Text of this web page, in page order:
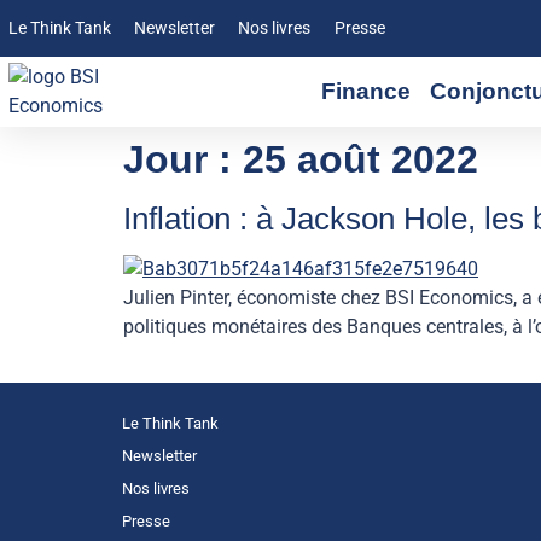
Le Think Tank Newsletter Nos livres Presse
Finance
Jour : 25 août 2022
Inflation : à Jackson Hole,
Julien Pinter, économiste chez BSI Economics,
politiques monétaires des Banques centrales, à
Le Think Tank
Newsletter
Nos livres
Presse